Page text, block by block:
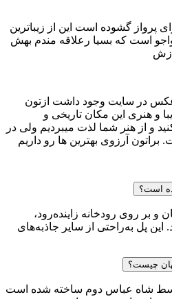
پرواز گشوده است این از زیباترین
است که بسیا رعلاقه مندم بهش
عکس در سایت وجود داشت ازتون
و هنری این مکان تاریخی و
و از هنر شما لذت میبردیم ولی در
آرزوی بهترین ها رو داریم
بر روی رودخانه زاینده‌رود،
پل به‌راحتی از سایر جاذبه‌های
شاه عباس دوم ساخته شده است